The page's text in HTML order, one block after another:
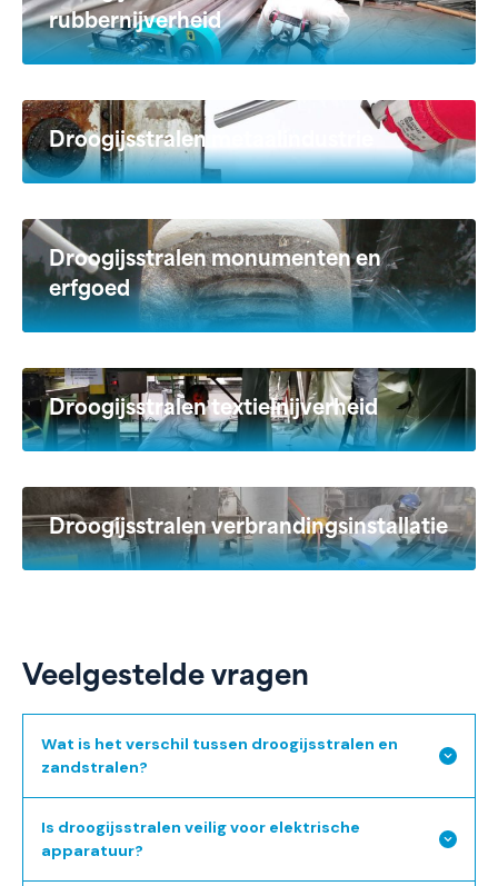
rubbernijverheid
Droogijsstralen metaalindustrie
Droogijsstralen monumenten en
erfgoed
Droogijsstralen textielnijverheid
Droogijsstralen verbrandingsinstallatie
Veelgestelde vragen
Wat is het verschil tussen droogijsstralen en
zandstralen?
Is droogijsstralen veilig voor elektrische
apparatuur?